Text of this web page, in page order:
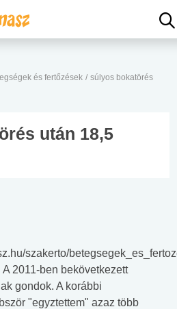
és fertőzések / súlyos bokatörés
után 18,5
szakerto/
2011-ben bekövetkezett
gondok. A korábbi
"egyztettem" azaz több